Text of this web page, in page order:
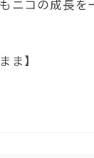
ニコの成長を
ま】